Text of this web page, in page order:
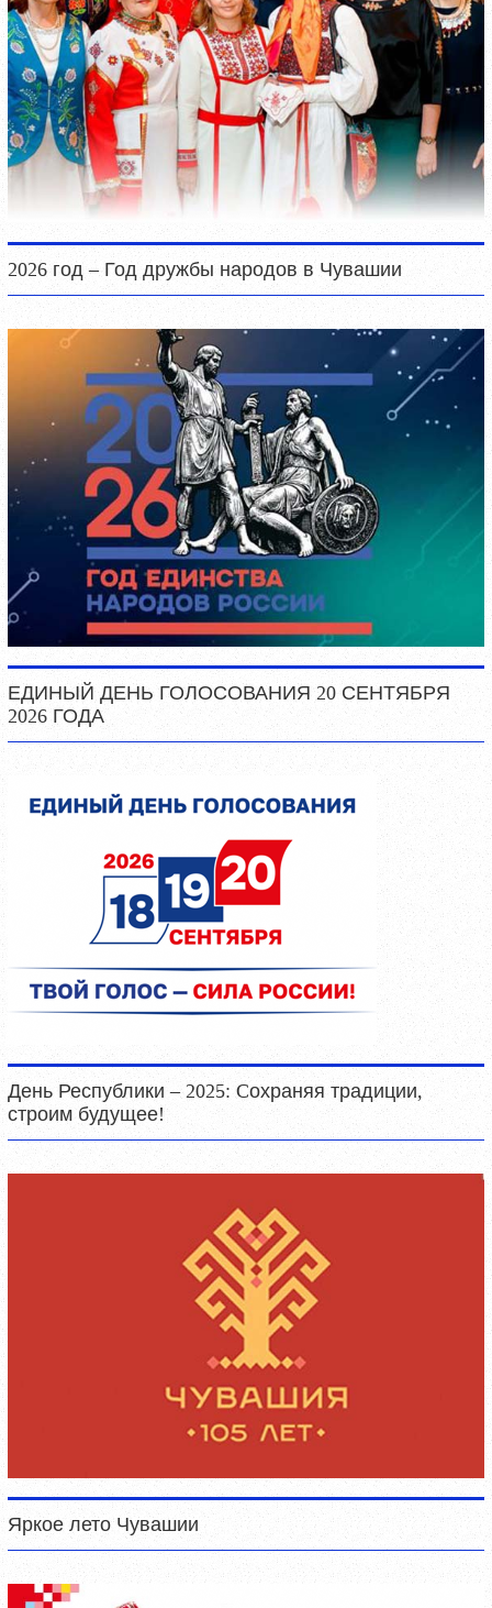
2026 год – Год дружбы народов в Чувашии
ЕДИНЫЙ ДЕНЬ ГОЛОСОВАНИЯ 20 СЕНТЯБРЯ
2026 ГОДА
День Республики – 2025: Cохраняя традиции,
строим будущее!
Яркое лето Чувашии